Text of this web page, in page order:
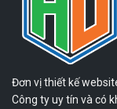
Đơn vị thiết kế
Công ty uy tín và có